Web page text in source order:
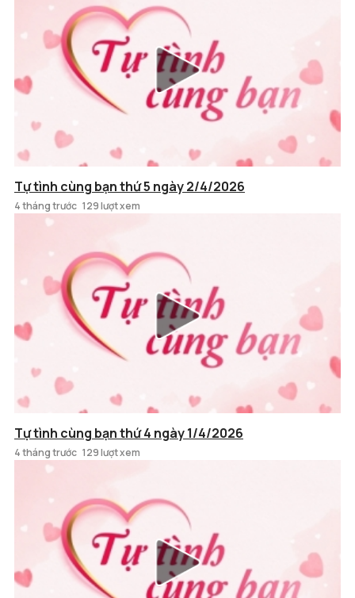
Tự tình cùng bạn thứ 5 ngày 2/4/2026
4 tháng trước 129 lượt xem
Tự tình cùng bạn thứ 4 ngày 1/4/2026
4 tháng trước 129 lượt xem